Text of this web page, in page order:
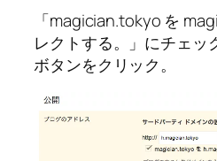
「magician.tokyo を
レクトする。」にチェッ
ボタンをクリック。